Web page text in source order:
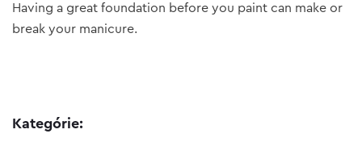
Having a great foundation before you paint can make or
break your manicure.
Kategórie: